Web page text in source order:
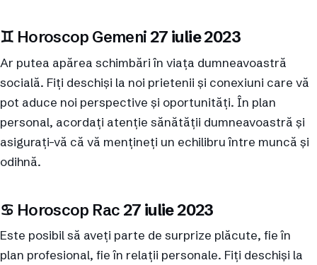
♊︎ Horoscop Gemeni 27 iulie 2023
Ar putea apărea schimbări în viața dumneavoastră
socială. Fiți deschiși la noi prietenii și conexiuni care vă
pot aduce noi perspective și oportunități. În plan
personal, acordați atenție sănătății dumneavoastră și
asigurați-vă că vă mențineți un echilibru între muncă și
odihnă.
♋︎ Horoscop Rac 27 iulie 2023
Este posibil să aveți parte de surprize plăcute, fie în
plan profesional, fie în relații personale. Fiți deschiși la